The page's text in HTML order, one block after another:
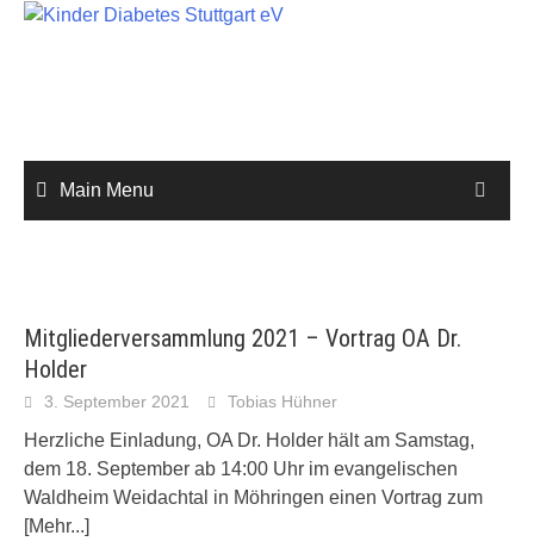
Skip
Main Menu
Mitgliederversammlung 2021 – Vortrag OA Dr.
Holder
3. September 2021 Tobias Hühner
Herzliche Einladung, OA Dr. Holder hält am Samstag,
dem 18. September ab 14:00 Uhr im evangelischen
Waldheim Weidachtal in Möhringen einen Vortrag zum
[Mehr...]